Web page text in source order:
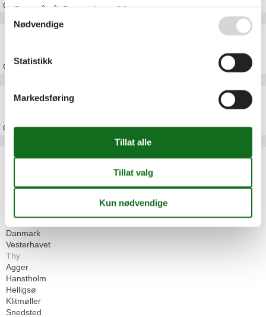
Om Vorupør
OmKlitmøller
Feriehus Thy
OmThy
Artikkeltyper
Feriehus
Danmark
Vesterhavet
Thy
Agger
Hanstholm
Helligsø
Klitmøller
Snedsted
Se også vår Persondatapolitik
Nødvendige
Statistikk
Markedsføring